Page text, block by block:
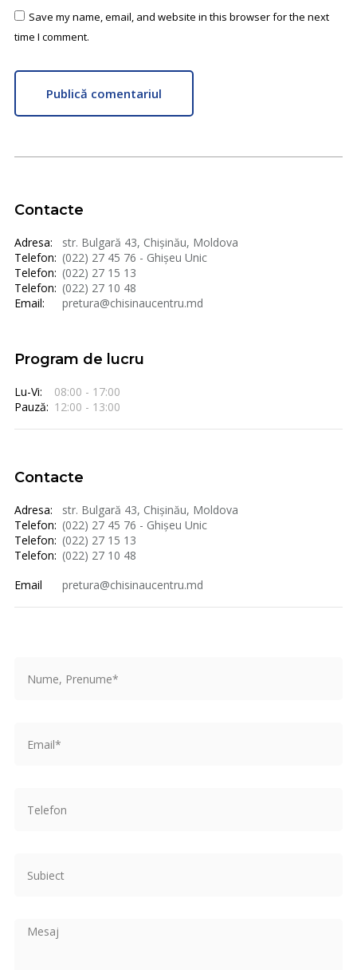
Save my name, email, and website in this browser for the next
time I comment.
Publică comentariul
Contacte
Adresa:
str. Bulgară 43, Chișinău, Moldova
Telefon: (022) 27 45 76 - Ghișeu Unic
Telefon: (022) 27 15 13
Telefon: (022) 27 10 48
Email:
pretura@chisinaucentru.md
Program de lucru
Lu-Vi:
08:00 - 17:00
Pauză: 12:00 - 13:00
Contacte
Adresa:
str. Bulgară 43, Chișinău, Moldova
Telefon: (022) 27 45 76 - Ghișeu Unic
Telefon: (022) 27 15 13
Telefon: (022) 27 10 48
Email
pretura@chisinaucentru.md